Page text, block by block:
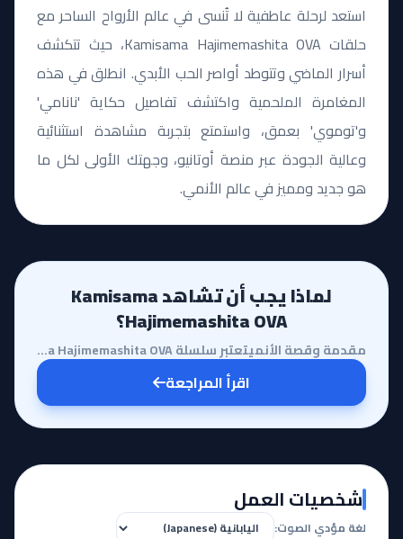
استعد لرحلة عاطفية لا تُنسى في عالم الأرواح الساحر مع
حلقات Kamisama Hajimemashita OVA، حيث تتكشف
أسرار الماضي وتتوطد أواصر الحب الأبدي. انطلق في هذه
المغامرة الملحمية واكتشف تفاصيل حكاية 'نانامي'
و'توموي' بعمق، واستمتع بتجربة مشاهدة استثنائية
وعالية الجودة عبر منصة أوتانيو، وجهتك الأولى لكل ما
هو جديد ومميز في عالم الأنمي.
لماذا يجب أن تشاهد Kamisama
Hajimemashita OVA؟
مقدمة وقصة الأنميتعتبر سلسلة Kamisama Hajimemashita OVA بمثابة التكملة العاطفية والجوهرية التي كان ي...
اقرأ المراجعة
شخصيات العمل
لغة مؤدي الصوت: